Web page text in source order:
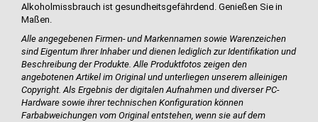
Alkoholmissbrauch ist gesundheitsgefährdend. Genießen Sie in
Maßen.
Alle angegebenen Firmen- und Markennamen sowie Warenzeichen
sind Eigentum Ihrer Inhaber und dienen lediglich zur Identifikation und
Beschreibung der Produkte.Alle Produktfotos zeigen den
angebotenen Artikel im Original und unterliegen unserem alleinigen
Copyright. Als Ergebnis der digitalen Aufnahmen und diverser PC-
Hardware sowie ihrer technischen Konfiguration können
Farbabweichungen vom Original entstehen, wenn sie auf dem